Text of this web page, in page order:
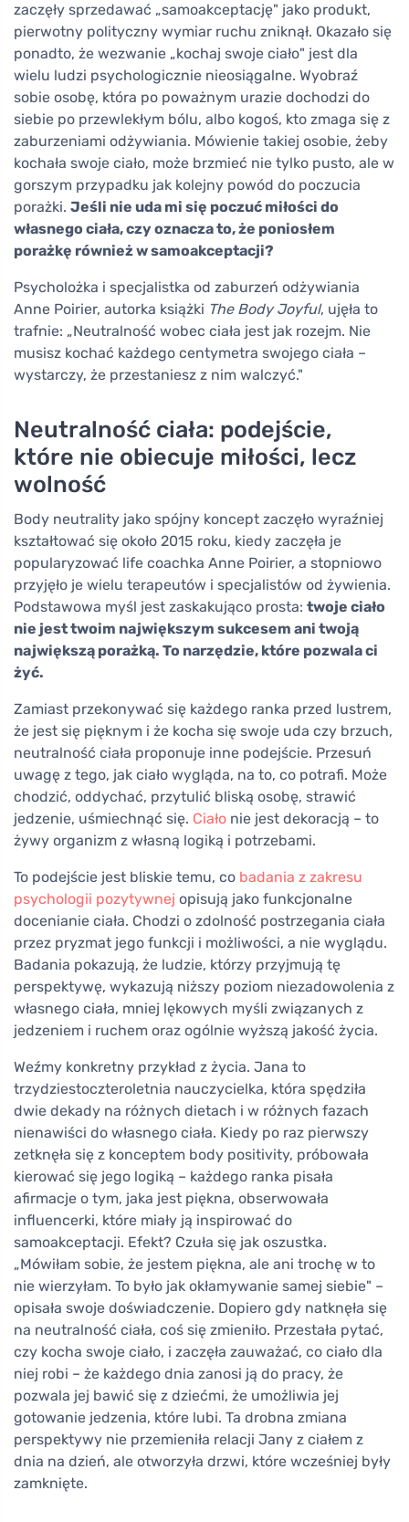
zaczęły sprzedawać „samoakceptację" jako produkt,
pierwotny polityczny wymiar ruchu zniknął. Okazało się
ponadto, że wezwanie „kochaj swoje ciało" jest dla
wielu ludzi psychologicznie nieosiągalne. Wyobraź
sobie osobę, która po poważnym urazie dochodzi do
siebie po przewlekłym bólu, albo kogoś, kto zmaga się z
zaburzeniami odżywiania. Mówienie takiej osobie, żeby
kochała swoje ciało, może brzmieć nie tylko pusto, ale w
gorszym przypadku jak kolejny powód do poczucia
porażki. Jeśli nie uda mi się poczuć miłości do
własnego ciała, czy oznacza to, że poniosłem
porażkę również w samoakceptacji?
Psycholożka i specjalistka od zaburzeń odżywiania
Anne Poirier, autorka książki The Body Joyful, ujęła to
trafnie: „Neutralność wobec ciała jest jak rozejm. Nie
musisz kochać każdego centymetra swojego ciała –
wystarczy, że przestaniesz z nim walczyć."
Neutralność ciała: podejście,
które nie obiecuje miłości, lecz
wolność
Body neutrality jako spójny koncept zaczęło wyraźniej
kształtować się około 2015 roku, kiedy zaczęła je
popularyzować life coachka Anne Poirier, a stopniowo
przyjęło je wielu terapeutów i specjalistów od żywienia.
Podstawowa myśl jest zaskakująco prosta: twoje ciało
nie jest twoim największym sukcesem ani twoją
największą porażką. To narzędzie, które pozwala ci
żyć.
Zamiast przekonywać się każdego ranka przed lustrem,
że jest się pięknym i że kocha się swoje uda czy brzuch,
neutralność ciała proponuje inne podejście. Przesuń
uwagę z tego, jak ciało wygląda, na to, co potrafi. Może
chodzić, oddychać, przytulić bliską osobę, strawić
jedzenie, uśmiechnąć się. Ciało nie jest dekoracją – to
żywy organizm z własną logiką i potrzebami.
To podejście jest bliskie temu, co badania z zakresu
psychologii pozytywnej opisują jako funkcjonalne
docenianie ciała. Chodzi o zdolność postrzegania ciała
przez pryzmat jego funkcji i możliwości, a nie wyglądu.
Badania pokazują, że ludzie, którzy przyjmują tę
perspektywę, wykazują niższy poziom niezadowolenia z
własnego ciała, mniej lękowych myśli związanych z
jedzeniem i ruchem oraz ogólnie wyższą jakość życia.
Weźmy konkretny przykład z życia. Jana to
trzydziestoczteroletnia nauczycielka, która spędziła
dwie dekady na różnych dietach i w różnych fazach
nienawiści do własnego ciała. Kiedy po raz pierwszy
zetknęła się z konceptem body positivity, próbowała
kierować się jego logiką – każdego ranka pisała
afirmacje o tym, jaka jest piękna, obserwowała
influencerki, które miały ją inspirować do
samoakceptacji. Efekt? Czuła się jak oszustka.
„Mówiłam sobie, że jestem piękna, ale ani trochę w to
nie wierzyłam. To było jak okłamywanie samej siebie" –
opisała swoje doświadczenie. Dopiero gdy natknęła się
na neutralność ciała, coś się zmieniło. Przestała pytać,
czy kocha swoje ciało, i zaczęła zauważać, co ciało dla
niej robi – że każdego dnia zanosi ją do pracy, że
pozwala jej bawić się z dziećmi, że umożliwia jej
gotowanie jedzenia, które lubi. Ta drobna zmiana
perspektywy nie przemieniła relacji Jany z ciałem z
dnia na dzień, ale otworzyła drzwi, które wcześniej były
zamknięte.